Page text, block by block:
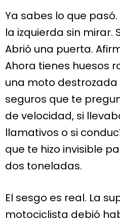
Ya sabes lo que
la izquierda sin mirar.
Abrió una puerta.
Ahora tienes huesos
una moto destrozada
seguros que te
de velocidad, si
llamativos o si
que te hizo invisible
dos toneladas.
El sesgo es real. La
motociclista debió